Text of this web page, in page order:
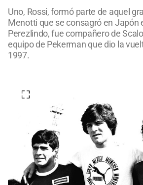
Uno, Rossi, formó parte de aquel
Menotti que se consagró en Japón
Perezlindo, fue compañero de
equipo de Pekerman que dio la
1997.